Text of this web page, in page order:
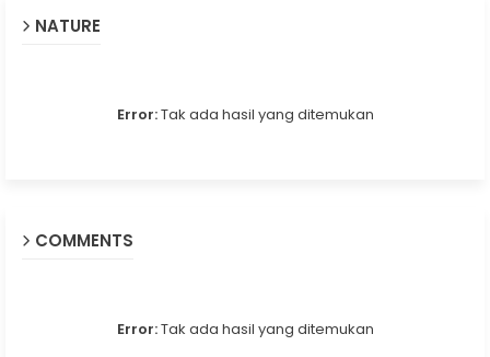
NATURE
Error:Tak ada hasil yang ditemukan
COMMENTS
Error:Tak ada hasil yang ditemukan